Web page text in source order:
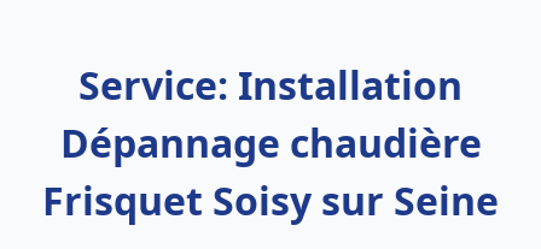
Service: Installation
Dépannage chaudière
Frisquet Soisy sur Seine